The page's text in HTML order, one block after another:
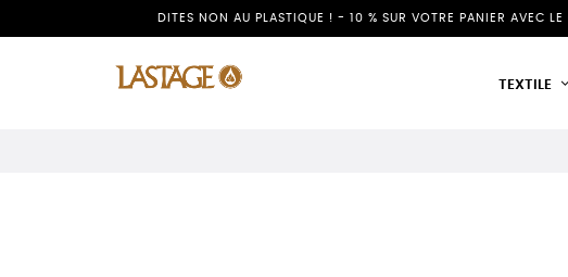
DITES NON AU PLASTIQUE ! - 10 % SUR VOTRE PANIER AVEC
TEXTILE